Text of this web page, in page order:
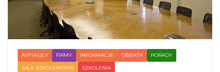
ARTYKUŁY FIRMY INFORMACJE OBIEKTY
PORADY
SALE SZKOLENIOWE
SZKOLENIA